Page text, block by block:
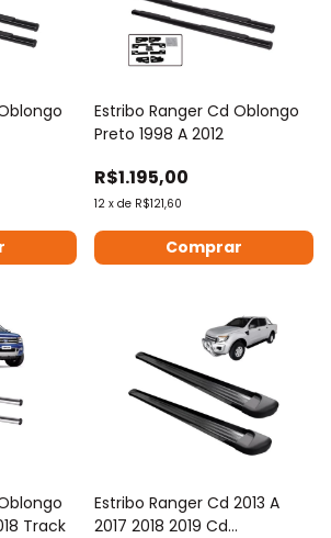
Estribo Ranger Cd Oblongo
Preto 1998 A 2012
R$1.195,00
12 x de R$121,60
Track
Estribo Ranger Cd 2013 A
2017 2018 2019 Cd